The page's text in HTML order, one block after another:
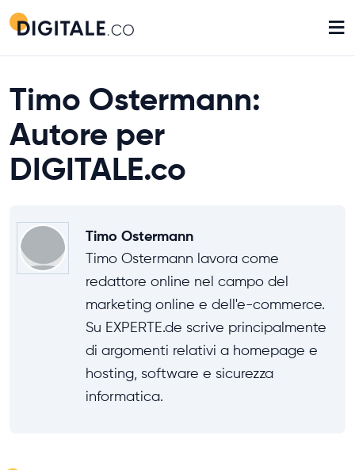
≡
Timo Ostermann:
Autore per
DIGITALE.co
Timo Ostermann
Timo Ostermann lavora come
redattore online nel campo del
marketing online e dell'e-commerce.
Su EXPERTE.de scrive principalmente
di argomenti relativi a homepage e
hosting, software e sicurezza
informatica.